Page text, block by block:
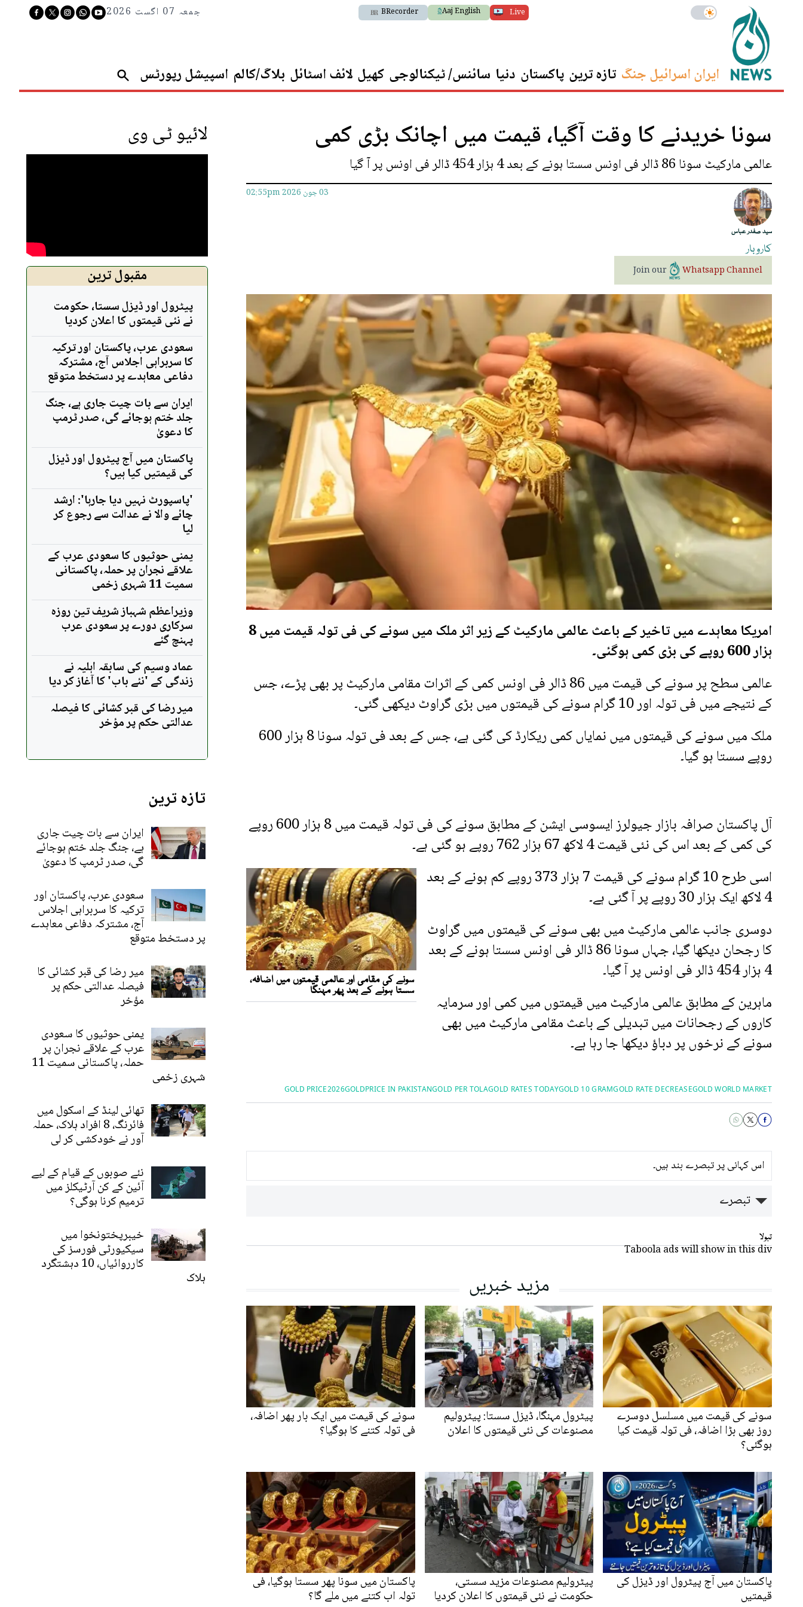
Live
Aaj English
BRecorder جمعہ 07 اگست 2026
ایران اسرائیل جنگ تازہ ترین پاکستان دنیا سائنس/ ٹیکنالوجی کھیل لائف اسٹائل بلاگ/کالم اسپیشل رپورٹس
سونا خریدنے کا وقت آگیا، قیمت میں اچانک بڑی کمی
عالمی مارکیٹ سونا 86 ڈالر فی اونس سستا ہونے کے بعد 4 ہزار 454 ڈالر فی اونس پر آ گیا
سید صفدر عباس
03 جون 2026 02:55pm
کاروبار
Join our Whatsapp Channel
امریکا معاہدے میں تاخیر کے باعث عالمی مارکیٹ کے زیر اثر ملک میں سونے کی فی تولہ قیمت میں 8
ہزار 600 روپے کی بڑی کمی ہوگئی۔
عالمی سطح پر سونے کی قیمت میں 86 ڈالر فی اونس کمی کے اثرات مقامی مارکیٹ پر بھی پڑے، جس
کے نتیجے میں فی تولہ اور 10 گرام سونے کی قیمتوں میں بڑی گراوٹ دیکھی گئی۔
ملک میں سونے کی قیمتوں میں نمایاں کمی ریکارڈ کی گئی ہے، جس کے بعد فی تولہ سونا 8 ہزار 600
روپے سستا ہو گیا۔
آل پاکستان صرافہ بازار جیولرز ایسوسی ایشن کے مطابق سونے کی فی تولہ قیمت میں 8 ہزار 600 روپے
کی کمی کے بعد اس کی نئی قیمت 4 لاکھ 67 ہزار 762 روپے ہو گئی ہے۔
اسی طرح 10 گرام سونے کی قیمت 7 ہزار 373 روپے کم ہونے کے بعد
4 لاکھ ایک ہزار 30 روپے پر آ گئی ہے۔
دوسری جانب عالمی مارکیٹ میں بھی سونے کی قیمتوں میں گراوٹ
کا رجحان دیکھا گیا، جہاں سونا 86 ڈالر فی اونس سستا ہونے کے بعد
4 ہزار 454 ڈالر فی اونس پر آ گیا۔
ماہرین کے مطابق عالمی مارکیٹ میں قیمتوں میں کمی اور سرمایہ
کاروں کے رجحانات میں تبدیلی کے باعث مقامی مارکیٹ میں بھی
سونے کے نرخوں پر دباؤ دیکھا جا رہا ہے۔
GOLD WORLD MARKET
GOLD RATE DECREASE
GOLD 10 GRAM
GOLD RATES TODAY
GOLD PER TOLA
GOLDPRICE IN PAKISTAN
GOLD PRICE2026
اس کہانی پر تبصرے بند ہیں۔
تبصرے
تبولا
Taboola ads will show in this div
مزید خبریں
سونے کی قیمت میں مسلسل دوسرے
روز بھی بڑا اضافہ، فی تولہ قیمت کیا
ہوگئی؟
پیٹرول مہنگا، ڈیزل سستا: پیٹرولیم
مصنوعات کی نئی قیمتوں کا اعلان
سونے کی قیمت میں ایک بار پھر اضافہ،
فی تولہ کتنے کا ہوگیا؟
پاکستان میں آج پیٹرول اور ڈیزل کی
قیمتیں
پیٹرولیم مصنوعات مزید سستی،
حکومت نے نئی قیمتوں کا اعلان کردیا
پاکستان میں سونا پھر سستا ہوگیا، فی
تولہ اب کتنے میں ملے گا؟
لائیو ٹی وی
مقبول ترین
پیٹرول اور ڈیزل سستا، حکومت
نے نئی قیمتوں کا اعلان کردیا
سعودی عرب، پاکستان اور ترکیہ
کا سربراہی اجلاس آج، مشترکہ
دفاعی معاہدے پر دستخط متوقع
ایران سے بات چیت جاری ہے، جنگ
جلد ختم ہوجائے گی، صدر ٹرمپ
کا دعویٰ
پاکستان میں آج پیٹرول اور ڈیزل
کی قیمتیں کیا ہیں؟
'پاسپورٹ نہیں دیا جارہا': ارشد
چائے والا نے عدالت سے رجوع کر
لیا
یمنی حوثیوں کا سعودی عرب کے
علاقے نجران پر حملہ، پاکستانی
سمیت 11 شہری زخمی
وزیراعظم شہباز شریف تین روزہ
سرکاری دورے پر سعودی عرب
پہنچ گئے
عماد وسیم کی سابقہ اہلیہ نے
زندگی کے 'نئے باب' کا آغاز کر دیا
میر رضا کی قبر کشائی کا فیصلہ
عدالتی حکم پر مؤخر
تازہ ترین
ایران سے بات چیت جاری
ہے، جنگ جلد ختم ہوجائے
گی، صدر ٹرمپ کا دعویٰ
سعودی عرب، پاکستان اور
ترکیہ کا سربراہی اجلاس
آج، مشترکہ دفاعی معاہدے
پر دستخط متوقع
میر رضا کی قبر کشائی کا
فیصلہ عدالتی حکم پر
مؤخر
یمنی حوثیوں کا سعودی
عرب کے علاقے نجران پر
حملہ، پاکستانی سمیت 11
شہری زخمی
تھائی لینڈ کے اسکول میں
فائرنگ، 8 افراد ہلاک، حملہ
آور نے خودکشی کر لی
نئے صوبوں کے قیام کے لیے
آئین کے کن آرٹیکلز میں
ترمیم کرنا ہوگی؟
خیبرپختونخوا میں
سیکیورٹی فورسز کی
کارروائیاں، 10 دہشتگرد
ہلاک